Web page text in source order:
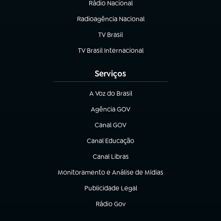
Rádio Nacional
(abre em nova aba)
Radioagência Nacional
(abre em nova aba)
TV Brasil
(abre em nova aba)
TV Brasil Internacional
(abre em nova aba)
Serviços
A Voz do Brasil
(abre em nova aba)
Agência GOV
(abre em nova aba)
Canal GOV
(abre em nova aba)
Canal Educação
(abre em nova aba)
Canal Libras
(abre em nova aba)
Monitoramento e Análise de Mídias
(abre em nova aba)
Publicidade Legal
(abre em nova aba)
Rádio Gov
(abre em nova aba)